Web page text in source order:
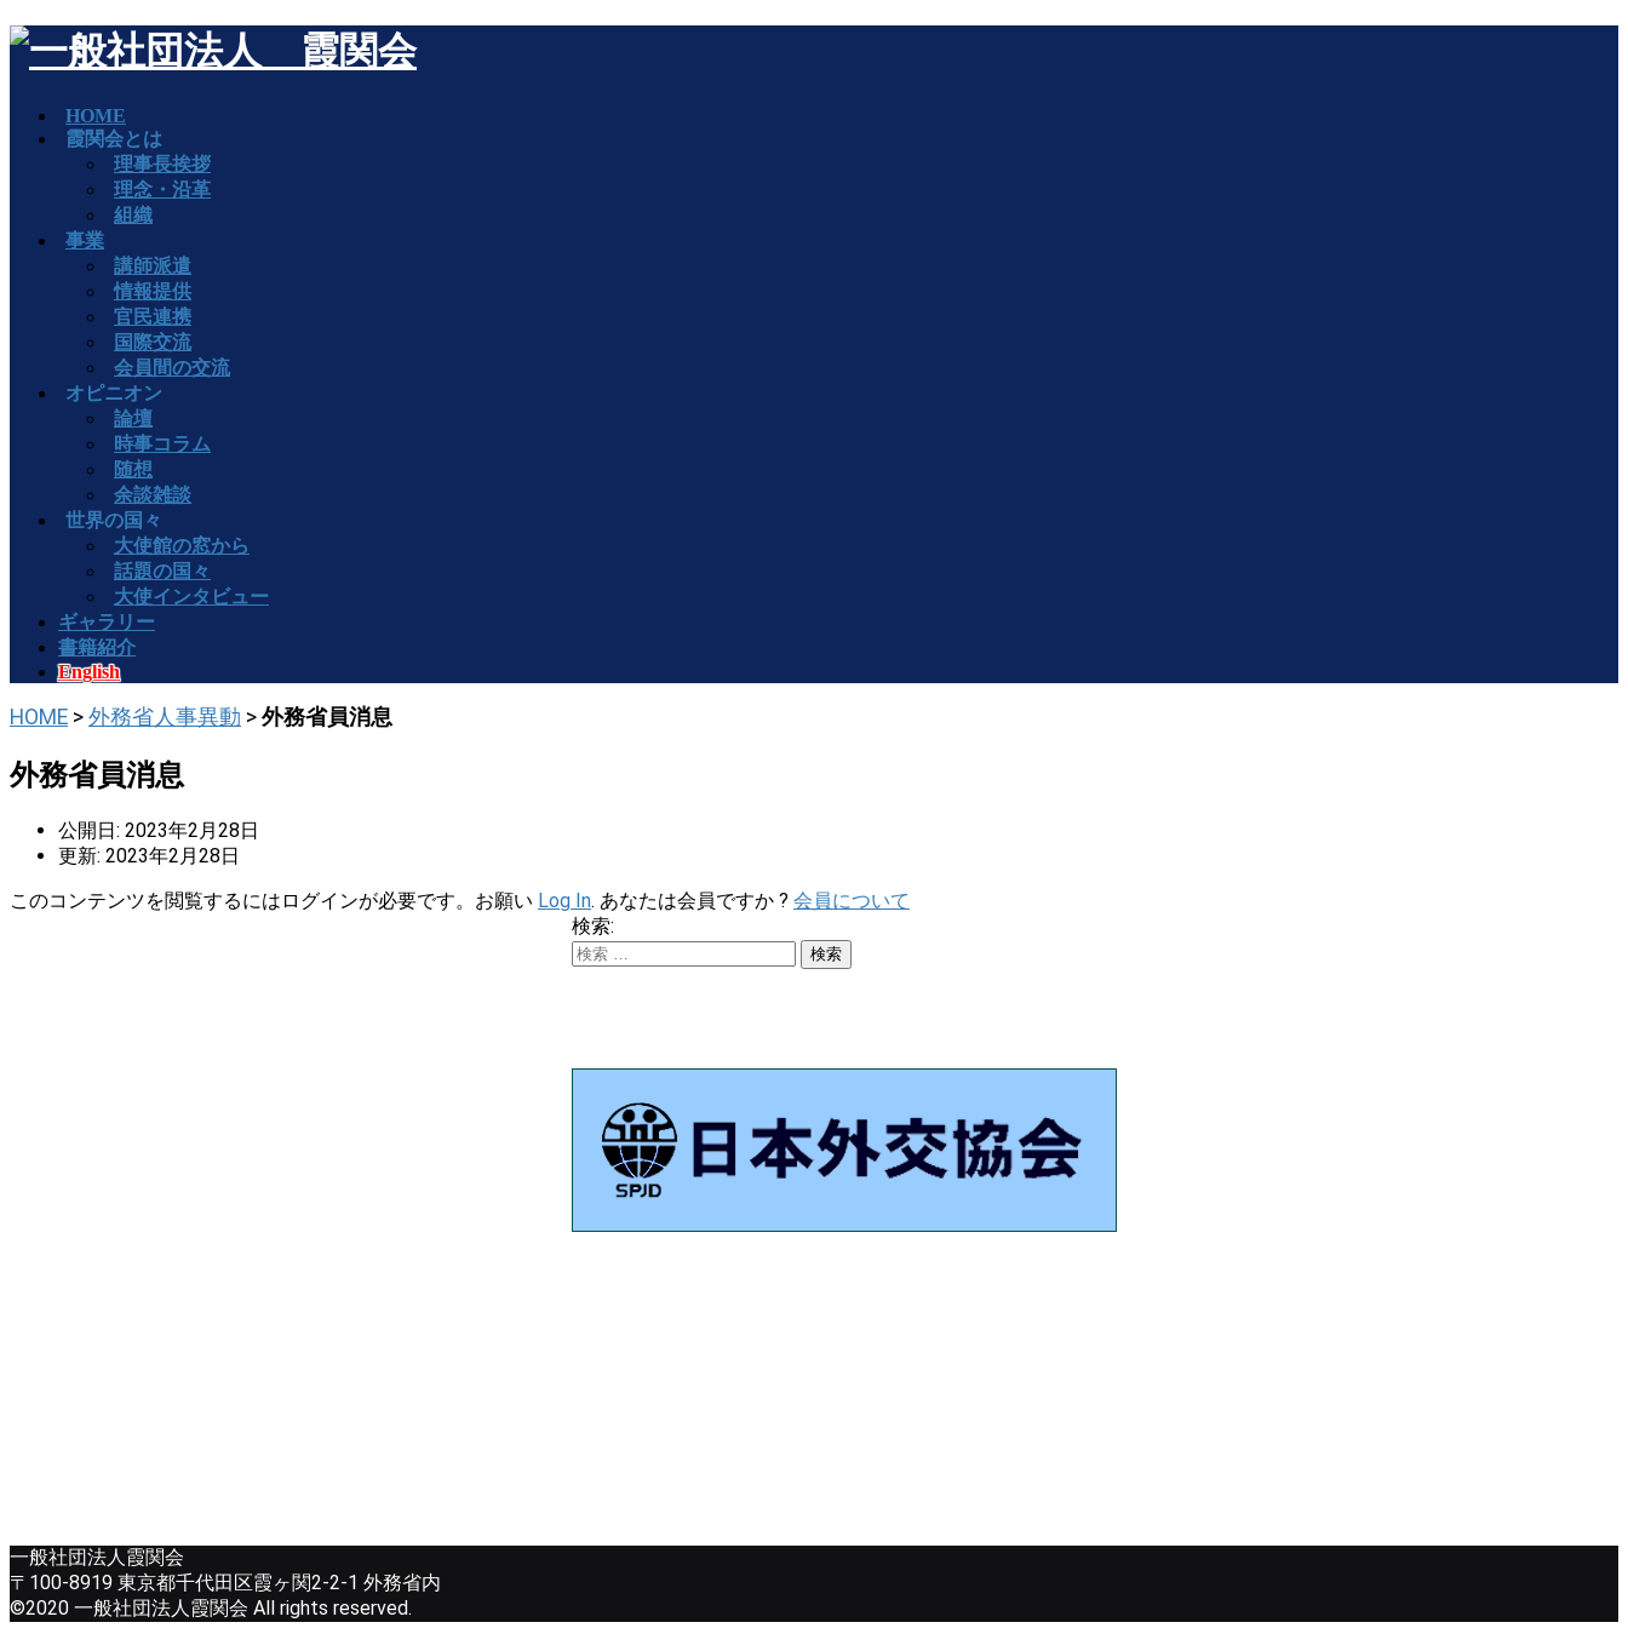
HOME
霞関会とは
理事長挨拶
理念・沿革
組織
事業
講師派遣
情報提供
官民連携
国際交流
会員間の交流
オピニオン
論壇
時事コラム
随想
余談雑談
世界の国々
大使館の窓から
話題の国々
大使インタビュー
ギャラリー
書籍紹介
English
HOME > 外務省人事異動 > 外務省員消息
外務省員消息
公開日: 2023年2月28日
更新: 2023年2月28日
このコンテンツを閲覧するにはログインが必要です。お願い Log In. あなたは会員ですか ? 会員について
検索:
一般社団法人霞関会
〒100-8919 東京都千代田区霞ヶ関2-2-1 外務省内
©2020 一般社団法人霞関会 All rights reserved.